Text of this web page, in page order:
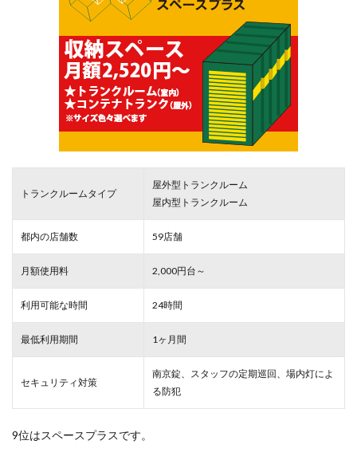
トランクルームタイプ
屋外型トランクルーム
屋内型トランクルーム
都内の店舗数 59店舗
月額使用料 2,000円台～
利用可能な時間 24時間
最低利用期間 1ヶ月間
セキュリティ対策
南京錠、スタッフの定期巡回、場内灯によ
る防犯
9位はスペースプラスです。